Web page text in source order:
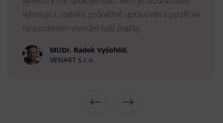
vyhovující, stabilní, průběžně upravován a podílí se
na pozitivním vnímání naší značky.
MUDr. Radek Vyšohlíd,
VENART s.r.o.